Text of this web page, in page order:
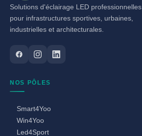
Solutions d'éclairage LED professionnelles
pour infrastructures sportives, urbaines,
industrielles et architecturales.
NOS PÔLES
Smart4Yoo
Win4Yoo
Led4Sport